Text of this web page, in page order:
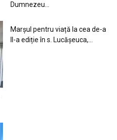
Dumnezeu…
Marșul pentru viață la cea de-a
II-a ediție în s. Lucășeuca,...